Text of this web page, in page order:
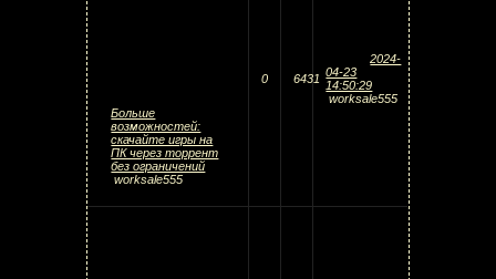
Больше
возможностей:
скачайте игры на
ПК через торрент
без ограничений
worksale555
0 6431
2024-
04-23
14:50:29
worksale555